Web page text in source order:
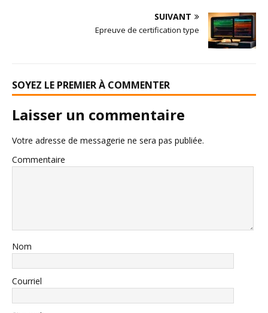
SUIVANT
Epreuve de certification type
SOYEZ LE PREMIER À COMMENTER
Laisser un commentaire
Votre adresse de messagerie ne sera pas publiée.
Commentaire
Nom
Courriel